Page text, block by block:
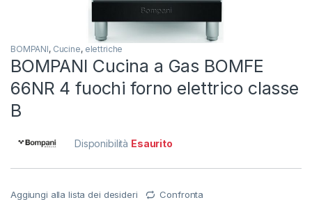
BOMPANI, Cucine, elettriche
BOMPANI Cucina a Gas BOMFE
66NR 4 fuochi forno elettrico classe
B
Disponibilità Esaurito
Aggiungi alla lista dei desideri Confronta